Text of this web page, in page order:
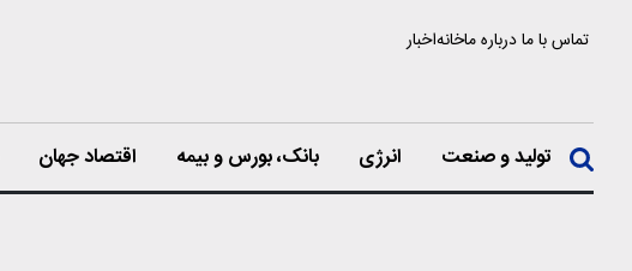
تماس با مادرباره ماخانهاخبار
تولید و صنعت انرژی بانک، بورس و بیمه اقتصاد جهان